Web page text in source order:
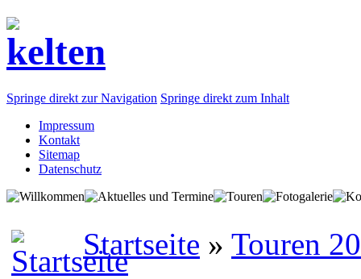
Springe direkt zur Navigation Springe direkt zum Inhalt
Impressum
Kontakt
Sitemap
Datenschutz
Startseite » Touren